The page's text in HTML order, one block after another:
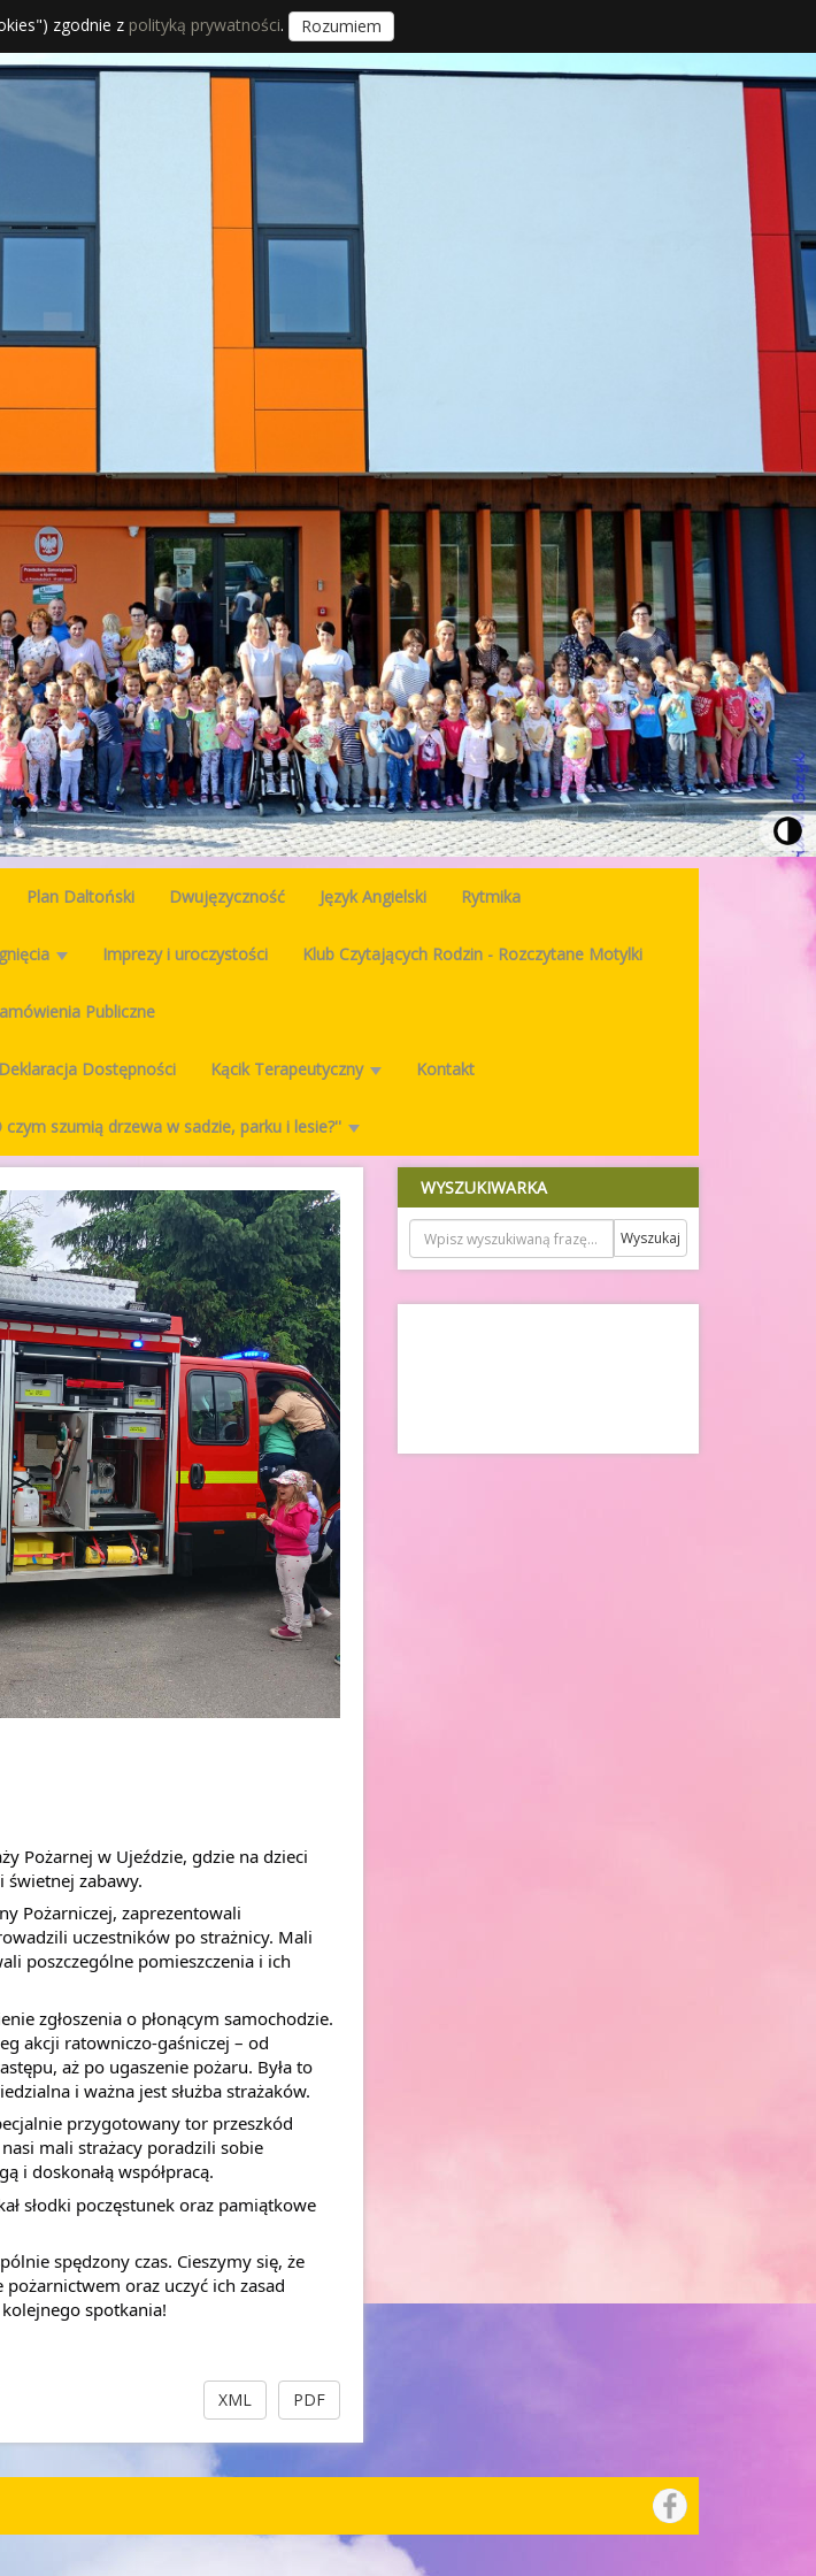
zgodnie z polityką prywatności. Rozumiem
Plan Daltoński Dwujęzyczność Język Angielski Rytmika
Imprezy i uroczystości Klub Czytających Rodzin - Rozczytane Motylki
Publiczne
Deklaracja Dostępności Kącik Terapeutyczny Kontakt
czym szumią drzewa w sadzie, parku i lesie?''
Pożarnej w Ujeździe, gdzie na dzieci
świetnej zabawy.
Pożarniczej, zaprezentowali
uczestników po strażnicy. Mali
poszczególne pomieszczenia i ich
zgłoszenia o płonącym samochodzie.
akcji ratowniczo-gaśniczej – od
aż po ugaszenie pożaru. Była to
i ważna jest służba strażaków.
przygotowany tor przeszkód
mali strażacy poradzili sobie
i doskonałą współpracą.
słodki poczęstunek oraz pamiątkowe
spędzony czas. Cieszymy się, że
oraz uczyć ich zasad
spotkania!
PDF
XML
WYSZUKIWARKA